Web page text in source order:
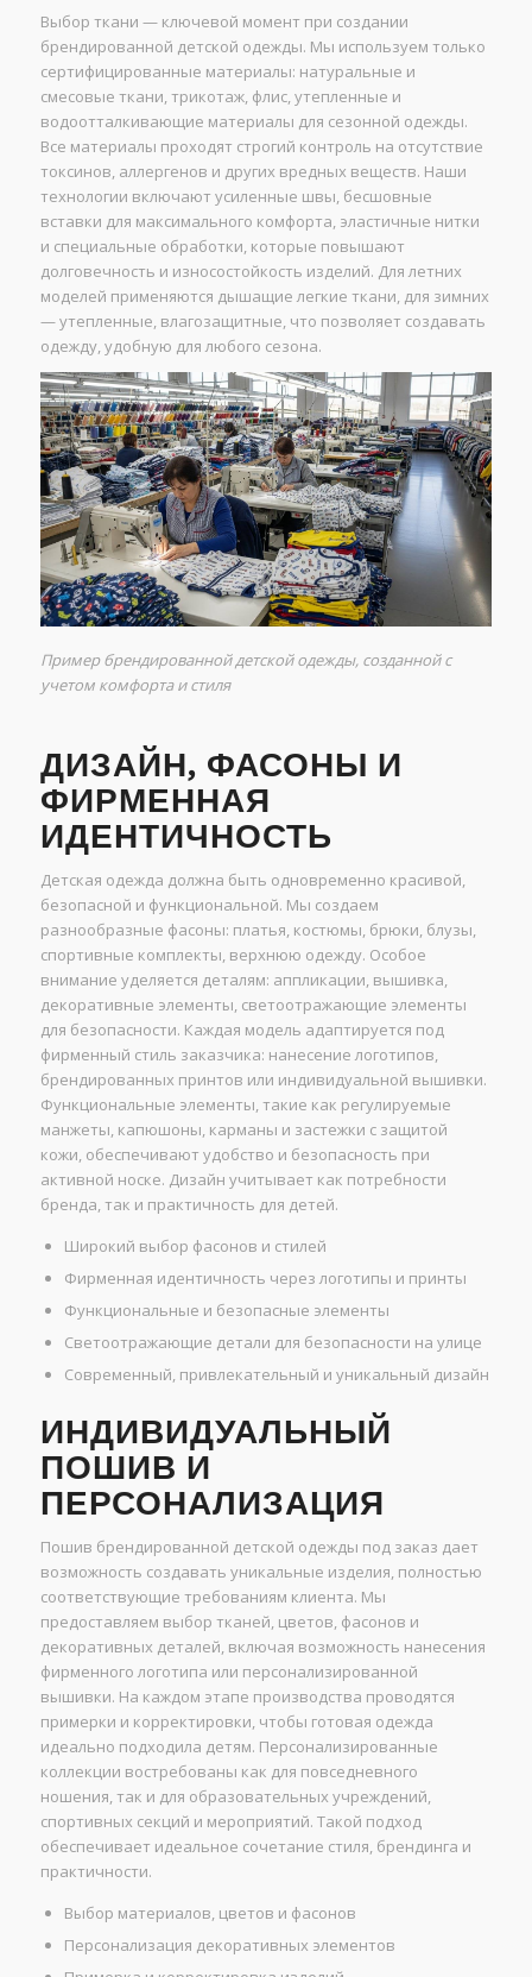
Выбор ткани — ключевой момент при создании
брендированной детской одежды. Мы используем только
сертифицированные материалы: натуральные и
смесовые ткани, трикотаж, флис, утепленные и
водоотталкивающие материалы для сезонной одежды.
Все материалы проходят строгий контроль на отсутствие
токсинов, аллергенов и других вредных веществ. Наши
технологии включают усиленные швы, бесшовные
вставки для максимального комфорта, эластичные нитки
и специальные обработки, которые повышают
долговечность и износостойкость изделий. Для летних
моделей применяются дышащие легкие ткани, для зимних
— утепленные, влагозащитные, что позволяет создавать
одежду, удобную для любого сезона.
Пример брендированной детской одежды, созданной с
учетом комфорта и стиля
ДИЗАЙН, ФАСОНЫ И
ФИРМЕННАЯ
ИДЕНТИЧНОСТЬ
Детская одежда должна быть одновременно красивой,
безопасной и функциональной. Мы создаем
разнообразные фасоны: платья, костюмы, брюки, блузы,
спортивные комплекты, верхнюю одежду. Особое
внимание уделяется деталям: аппликации, вышивка,
декоративные элементы, светоотражающие элементы
для безопасности. Каждая модель адаптируется под
фирменный стиль заказчика: нанесение логотипов,
брендированных принтов или индивидуальной вышивки.
Функциональные элементы, такие как регулируемые
манжеты, капюшоны, карманы и застежки с защитой
кожи, обеспечивают удобство и безопасность при
активной носке. Дизайн учитывает как потребности
бренда, так и практичность для детей.
Широкий выбор фасонов и стилей
Фирменная идентичность через логотипы и принты
Функциональные и безопасные элементы
Светоотражающие детали для безопасности на улице
Современный, привлекательный и уникальный дизайн
ИНДИВИДУАЛЬНЫЙ
ПОШИВ И
ПЕРСОНАЛИЗАЦИЯ
Пошив брендированной детской одежды под заказ дает
возможность создавать уникальные изделия, полностью
соответствующие требованиям клиента. Мы
предоставляем выбор тканей, цветов, фасонов и
декоративных деталей, включая возможность нанесения
фирменного логотипа или персонализированной
вышивки. На каждом этапе производства проводятся
примерки и корректировки, чтобы готовая одежда
идеально подходила детям. Персонализированные
коллекции востребованы как для повседневного
ношения, так и для образовательных учреждений,
спортивных секций и мероприятий. Такой подход
обеспечивает идеальное сочетание стиля, брендинга и
практичности.
Выбор материалов, цветов и фасонов
Персонализация декоративных элементов